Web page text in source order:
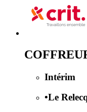
Intérim
•Le